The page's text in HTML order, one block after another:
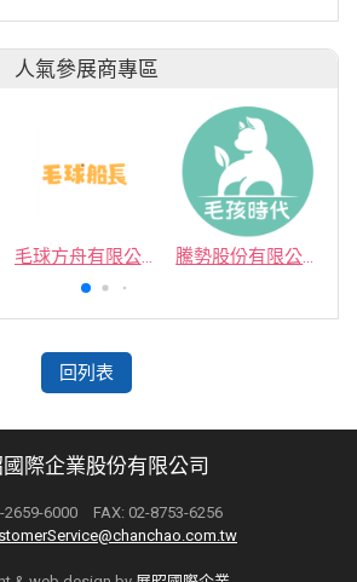
人氣參展商專區
毛球方舟有限公司 騰勢股份有限公司
回列表
際企業股份有限公司
2659-6000 FAX: 02-8753-6256